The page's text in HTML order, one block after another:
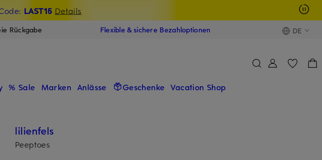
LAST15 Details
sichern
Rückgabe Flexible & sichere Bezahloptionen DE
% Sale Marken Anlässe Geschenke Vacation Shop
lilienfels
Peeptoes